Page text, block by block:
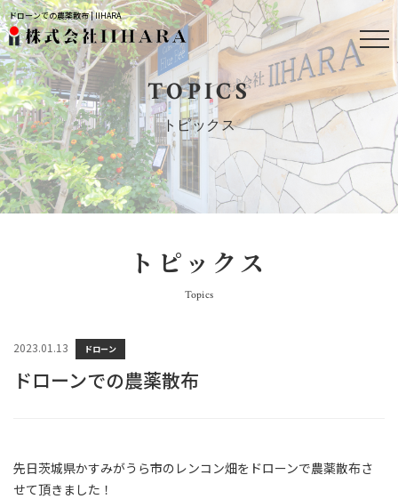
ドローンでの農薬散布 | IIHARA
TOPICS
トピックス
トピックス
Topics
2023.01.13 ドローン
ドローンでの農薬散布
先日茨城県かすみがうら市のレンコン畑をドローンで農薬散布さ
せて頂きました！